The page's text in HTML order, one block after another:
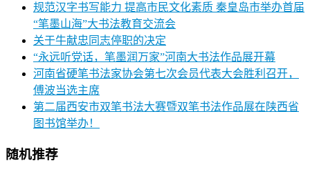
规范汉字书写能力 提高市民文化素质 秦皇岛市举办首届
“笔墨山海”大书法教育交流会
关于牛献忠同志停职的决定
“永远听党话，笔墨润万家”河南大书法作品展开幕
河南省硬笔书法家协会第七次会员代表大会胜利召开，
傅波当选主席
第二届西安市双笔书法大赛暨双笔书法作品展在陕西省
图书馆举办！
随机推荐